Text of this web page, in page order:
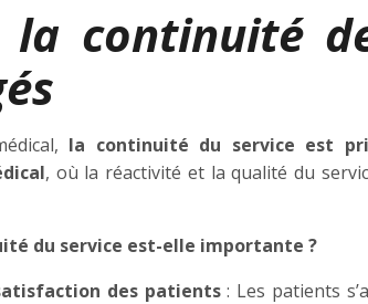
la continuité
la continuité du service est
, où la réactivité et la qualité du
du service est-elle importante ?
des patients: Les patients